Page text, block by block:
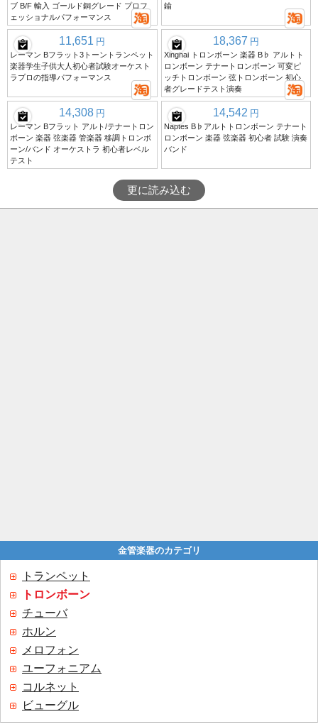
ブ B/F 輸入 ゴールド銅グレード プロフ
ェッショナルパフォーマンス
鍮
11,651 円
レーマン Bフラット3トーントランペット
楽器学生子供大人初心者試験オーケスト
ラプロの指導パフォーマンス
18,367 円
Xinghai トロンボーン 楽器 B♭ アルトト
ロンボーン テナートロンボーン 可変ピ
ッチトロンボーン 弦トロンボーン 初心
者グレードテスト演奏
14,308 円
レーマン Bフラット アルト/テナートロン
ボーン 楽器 弦楽器 管楽器 移調トロンボ
ーン/バンド オーケストラ 初心者レベル
テスト
14,542 円
Naptes B♭アルトトロンボーン テナート
ロンボーン 楽器 弦楽器 初心者 試験 演奏
バンド
更に読み込む
金管楽器のカテゴリ
トランペット
トロンボーン
チューバ
ホルン
メロフォン
ユーフォニアム
コルネット
ビューグル